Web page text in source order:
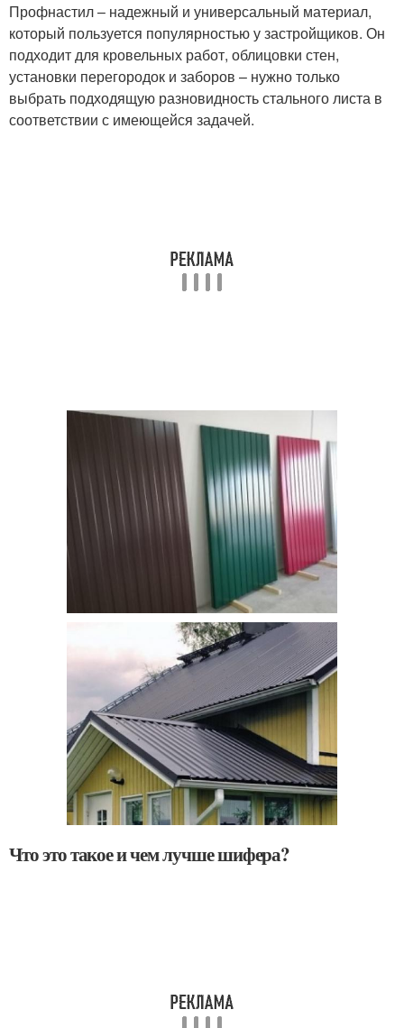
Профнастил – надежный и универсальный материал,
который пользуется популярностью у застройщиков. Он
подходит для кровельных работ, облицовки стен,
установки перегородок и заборов – нужно только
выбрать подходящую разновидность стального листа в
соответствии с имеющейся задачей.
Что это такое и чем лучше шифера?